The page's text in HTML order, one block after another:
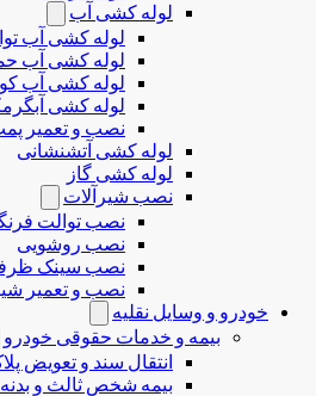
لوله کشی آب
لوله کشی آب
لوله کشی آب
لوله کشی آب
لوله کشی
نصب و تعمیر
لوله کشی آتشنشانی
لوله کشی گاز
نصب شیرآلات
نصب توالت
نصب روشویی
نصب سینک
نصب و تعمیر
خودرو و وسایل نقلیه
بیمه و خدمات حقوقی خودرو
انتقال سند و تعویض
بیمه شخص ثالث و بدنه